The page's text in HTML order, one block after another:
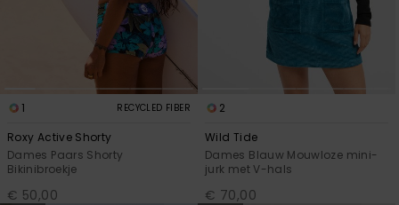
1 RECYCLED FIBER
Roxy Active Shorty
Dames Paars Shorty
Bikinibroekje
€ 50,00
2
Wild Tide
Dames Blauw Mouwloze mini-
jurk met V-hals
€ 70,00